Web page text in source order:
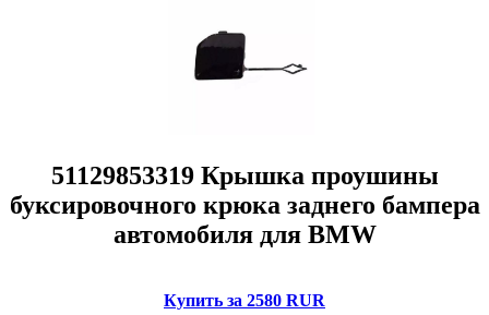
51129853319 Крышка проушины
буксировочного крюка заднего бампера
автомобиля для BMW
Купить за 2580 RUR